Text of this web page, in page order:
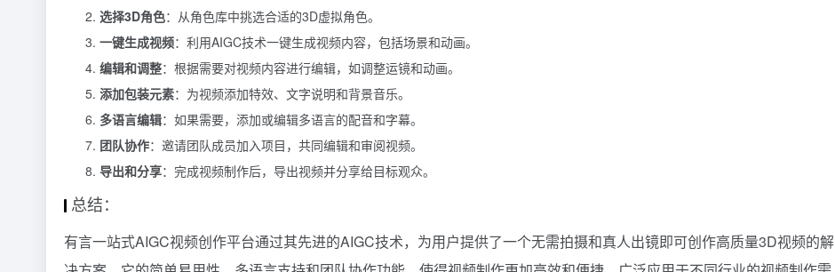
选择3D角色：从角色库中挑选合适的3D虚拟角色。
一键生成视频：利用AIGC技术一键生成视频内容，包括场景和动画。
编辑和调整：根据需要对视频内容进行编辑，如调整运镜和动画。
添加包装元素：为视频添加特效、文字说明和背景音乐。
多语言编辑：如果需要，添加或编辑多语言的配音和字幕。
团队协作：邀请团队成员加入项目，共同编辑和审阅视频。
导出和分享：完成视频制作后，导出视频并分享给目标观众。
总结：
有言一站式AIGC视频创作平台通过其先进的AIGC技术，为用户提供了一个无需拍摄和真人出镜即可创作高质量3D视频的解